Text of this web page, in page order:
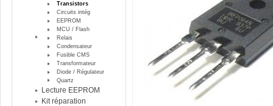
Transistors
Circuits intég
EEPROM
MCU / Flash
Relais
Condensateur
Fusible CMS
Transformateur
Diode / Régulateur
Quartz
Lecture EEPROM
Kit réparation